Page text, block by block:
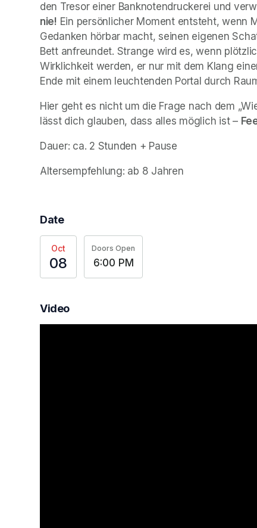
den Tresor einer Banknotendruckerei und
nie! Ein persönlicher Moment entsteht, wenn
Gedanken hörbar macht, seinen eigenen
Bett anfreundet. Strange wird es, wenn
Wirklichkeit werden, er nur mit dem Klang
Ende mit einem leuchtenden Portal durch
Hier geht es nicht um die Frage nach dem
lässt dich glauben, dass alles möglich ist –
Dauer: ca. 2 Stunden + Pause
Altersempfehlung: ab 8 Jahren
Date
Oct
08
Doors Open
6:00 PM
Video